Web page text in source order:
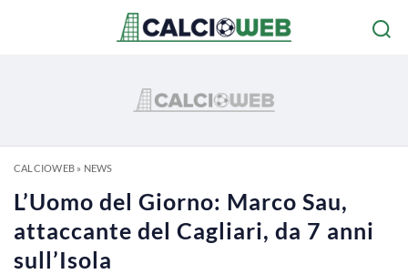
CALCIOWEB» NEWS
L’Uomo del Giorno: Marco Sau,
attaccante del Cagliari, da 7 anni
sull’Isola